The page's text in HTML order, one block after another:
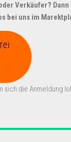
Verkäufer?
bei uns im
sich die Anmeldung